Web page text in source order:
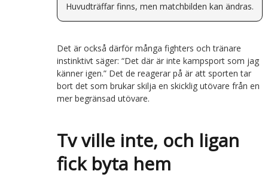
Huvudträffar finns, men matchbilden kan ändras.
Det är också därför många fighters och tränare
instinktivt säger: “Det där är inte kampsport som jag
känner igen.” Det de reagerar på är att sporten tar
bort det som brukar skilja en skicklig utövare från en
mer begränsad utövare.
Tv ville inte, och ligan
fick byta hem